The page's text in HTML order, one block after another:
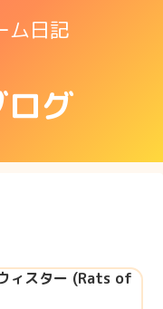
ム日記
グ
ィスター (Rats of